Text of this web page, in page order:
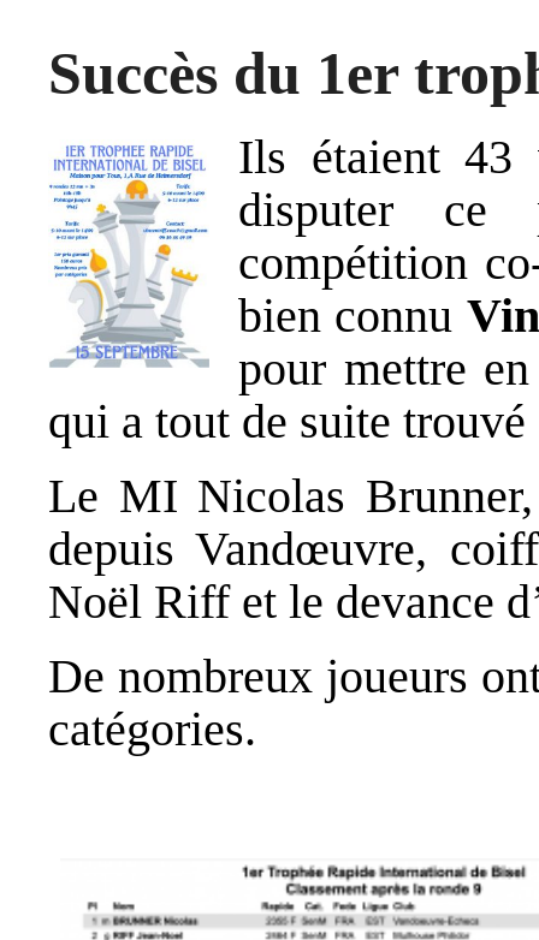
Succès du 1er
Ils étaient 43
disputer ce
compétition
bien connu
pour mettre
qui a tout de suite
Le MI Nicolas
depuis Vandœuvre,
Noël Riff et le devance
De nombreux joueurs
catégories.